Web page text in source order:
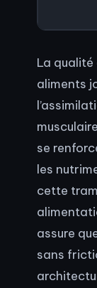
La
aliments
se
les
cette
assure
sans